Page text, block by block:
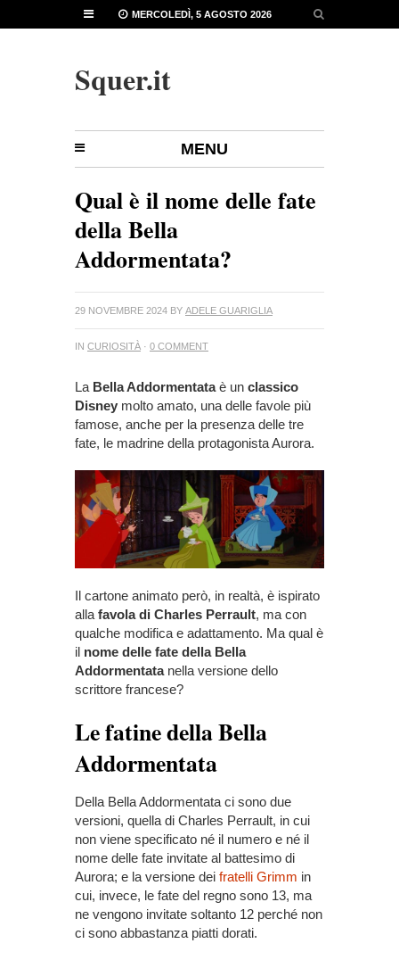
MERCOLEDÌ, 5 AGOSTO 2026
Squer.it
MENU
Qual è il nome delle fate
della Bella
Addormentata?
29 NOVEMBRE 2024 BY ADELE GUARIGLIA
IN CURIOSITÀ · 0 COMMENT
La Bella Addormentataè un classico
Disney molto amato, una delle favole più
famose, anche per la presenza delle tre
fate, le madrine della protagonista Aurora.
Il cartone animato però, in realtà, è ispirato
alla favola di Charles Perrault, ma con
qualche modifica e adattamento. Ma qual è
il nome delle fate della Bella
Addormentatanella versione dello
scrittore francese?
Le fatine della Bella
Addormentata
Della Bella Addormentata ci sono due
versioni, quella di Charles Perrault, in cui
non viene specificato né il numero e né il
nome delle fate invitate al battesimo di
Aurora; e la versione dei fratelli Grimm in
cui, invece, le fate del regno sono 13, ma
ne vengono invitate soltanto 12 perché non
ci sono abbastanza piatti dorati.